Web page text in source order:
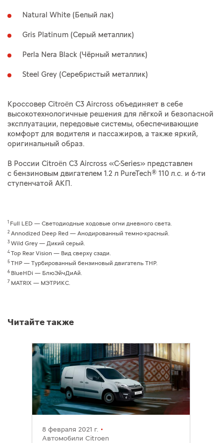
Natural White (Белый лак)
Gris Platinum (Серый металлик)
Perla Nera Black (Чёрный металлик)
Steel Grey (Серебристый металлик)
Кроссовер Citroën C3 Aircross объединяет в себе
высокотехнологичные решения для лёгкой и безопасной
эксплуатации, передовые системы, обеспечивающие
комфорт для водителя и пассажиров, а также яркий,
оригинальный образ.
В России Citroën C3 Aircross «C-Series» представлен
с бензиновым двигателем 1.2 л PureTech® 110 л.с. и 6-ти
ступенчатой АКП.
1 Full LED — Светодиодные ходовые огни дневного света.
2 Annodized Deep Red — Анодированный темно-красный.
3 Wild Grey — Дикий серый.
4 Top Rear Vision — Вид сверху сзади.
5 THP — Турбированный бензиновый двигатель THP.
6 BlueHDi — БлюЭйчДиАй.
7 MATRIX — МЭТРИКС.
Читайте также
8 февраля 2021 г.
Автомобили Citroen